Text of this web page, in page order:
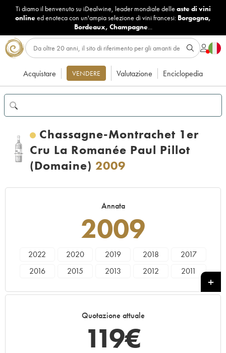
Ti diamo il benvenuto su iDealwine, leader mondiale delle aste di vini
onlineed enoteca con un'ampia selezione di vini francesi: Borgogna,
Bordeaux, Champagne...
Acquistare VENDERE Valutazione Enciclopedia
Chassagne-Montrachet 1er
Cru La Romanée Paul Pillot
(Domaine) 2009
Annata
2009
2022 2020 2019 2018
2017
2016
2015 2013 2012
2011
Quotazione attuale
119€